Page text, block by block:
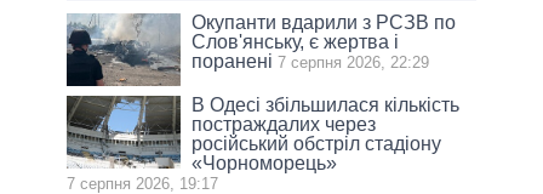
Окупанти вдарили з РСЗВ по
Слов'янську, є жертва і
поранені 7 серпня 2026, 22:29
В Одесі збільшилася кількість
постраждалих через
російський обстріл стадіону
«Чорноморець»
7 серпня 2026, 19:17